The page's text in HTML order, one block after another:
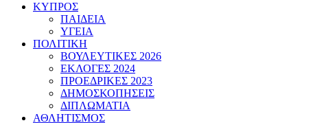
ΚΥΠΡΟΣ
ΠΑΙΔΕΙΑ
ΥΓΕΙΑ
ΠΟΛΙΤΙΚΗ
ΒΟΥΛΕΥΤΙΚΕΣ 2026
ΕΚΛΟΓΕΣ 2024
ΠΡΟΕΔΡΙΚΕΣ 2023
ΔΗΜΟΣΚΟΠΗΣΕΙΣ
ΔΙΠΛΩΜΑΤΙΑ
ΑΘΛΗΤΙΣΜΟΣ